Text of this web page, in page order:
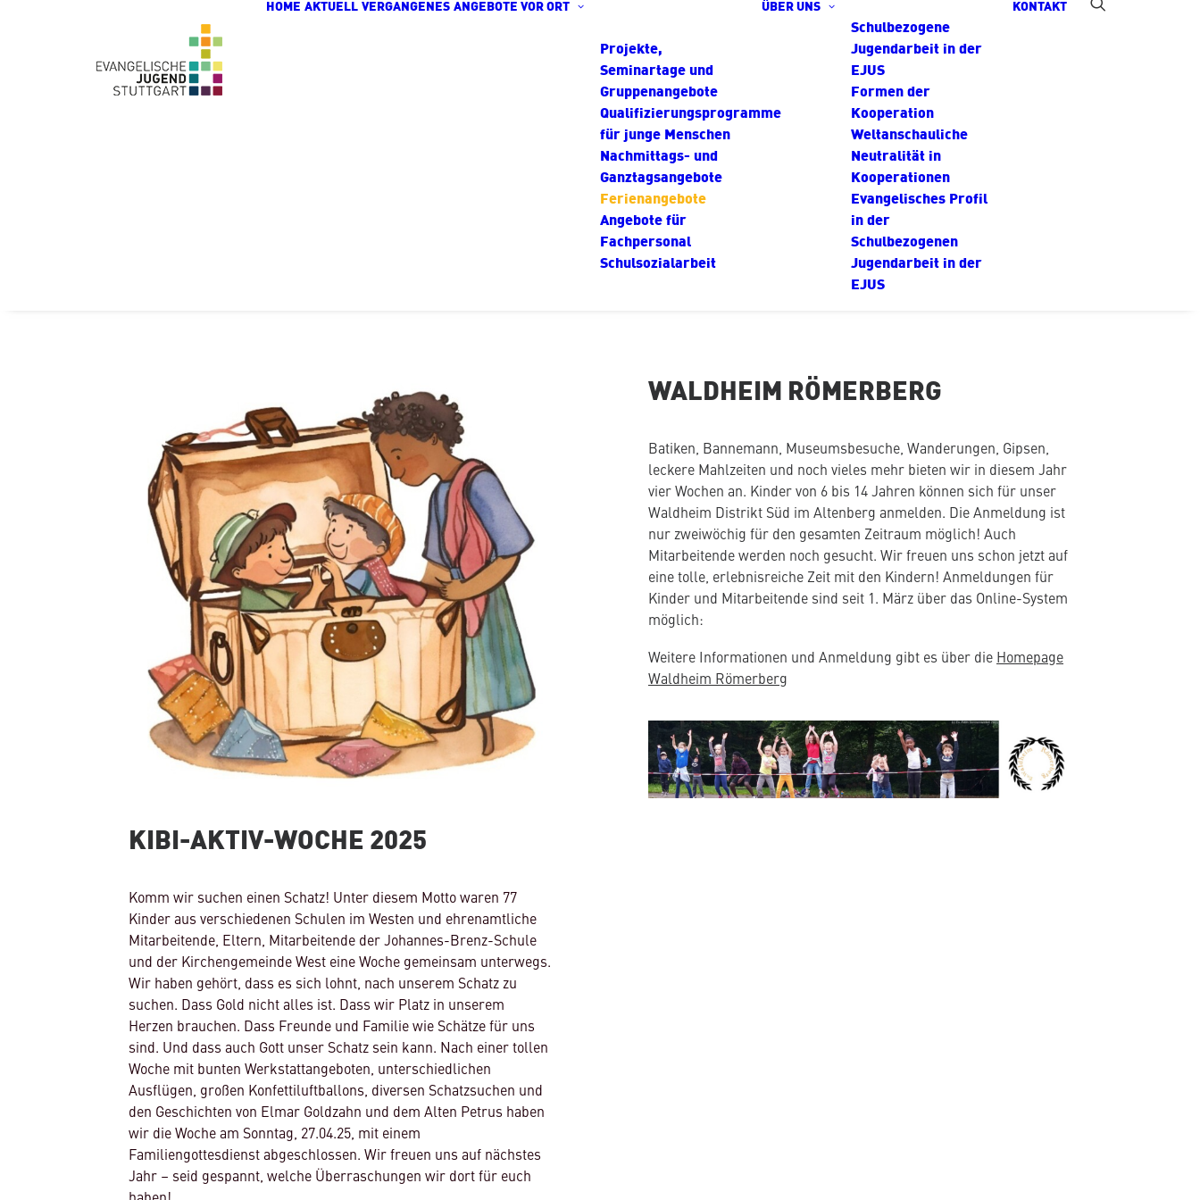
HOME AKTUELL VERGANGENES ANGEBOTE VOR ORT
Projekte,
Seminartage und
Gruppenangebote
Qualifizierungsprogramme
für junge Menschen
Nachmittags- und
Ganztagsangebote
Ferienangebote
Angebote für
Fachpersonal
Schulsozialarbeit
ÜBER UNS
Schulbezogene
Jugendarbeit in der
EJUS
Formen der
Kooperation
Weltanschauliche
Neutralität in
Kooperationen
Evangelisches Profil
in der
Schulbezogenen
Jugendarbeit in der
EJUS
KONTAKT
KIBI-AKTIV-WOCHE 2025
Komm wir suchen einen Schatz! Unter diesem Motto waren 77
Kinder aus verschiedenen Schulen im Westen und ehrenamtliche
Mitarbeitende, Eltern, Mitarbeitende der Johannes-Brenz-Schule
und der Kirchengemeinde West eine Woche gemeinsam unterwegs.
Wir haben gehört, dass es sich lohnt, nach unserem Schatz zu
suchen. Dass Gold nicht alles ist. Dass wir Platz in unserem
Herzen brauchen. Dass Freunde und Familie wie Schätze für uns
sind. Und dass auch Gott unser Schatz sein kann. Nach einer tollen
Woche mit bunten Werkstattangeboten, unterschiedlichen
Ausflügen, großen Konfettiluftballons, diversen Schatzsuchen und
den Geschichten von Elmar Goldzahn und dem Alten Petrus haben
wir die Woche am Sonntag, 27.04.25, mit einem
Familiengottesdienst abgeschlossen. Wir freuen uns auf nächstes
Jahr – seid gespannt, welche Überraschungen wir dort für euch
WALDHEIM RÖMERBERG
Batiken, Bannemann, Museumsbesuche, Wanderungen, Gipsen,
leckere Mahlzeiten und noch vieles mehr bieten wir in diesem Jahr
vier Wochen an. Kinder von 6 bis 14 Jahren können sich für unser
Waldheim Distrikt Süd im Altenberg anmelden. Die Anmeldung ist
nur zweiwöchig für den gesamten Zeitraum möglich! Auch
Mitarbeitende werden noch gesucht. Wir freuen uns schon jetzt auf
eine tolle, erlebnisreiche Zeit mit den Kindern! Anmeldungen für
Kinder und Mitarbeitende sind seit 1. März über das Online-System
möglich:
Weitere Informationen und Anmeldung gibt es über die Homepage
Waldheim Römerberg